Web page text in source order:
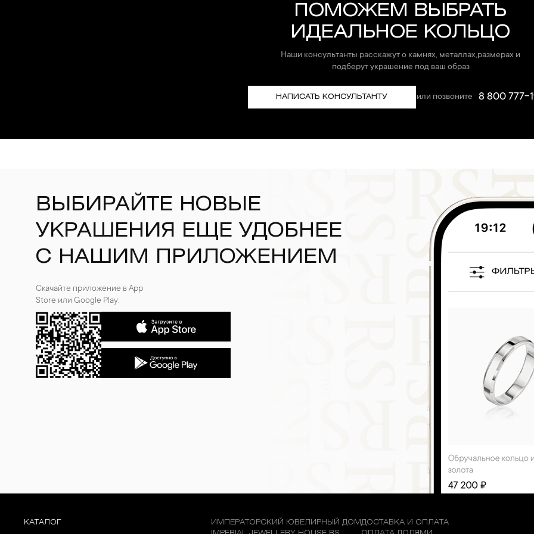
ПОМОЖЕМ ВЫБРАТЬ
ИДЕАЛЬНОЕ КОЛЬЦО
Наши консультанты расскажут о камнях, металлах,размерах и
подберут украшение под ваш образ
НАПИСАТЬ КОНСУЛЬТАНТУ или позвоните 8 800 777-
ВЫБИРАЙТЕ НОВЫЕ
УКРАШЕНИЯ ЕЩЕ УДОБНЕЕ
С НАШИМ ПРИЛОЖЕНИЕМ
Скачайте приложение в App
Store или Google Play:
КАТАЛОГ
ИМПЕРАТОРСКИЙ ЮВЕЛИРНЫЙ ДОМ ДОСТАВКА И ОПЛАТА